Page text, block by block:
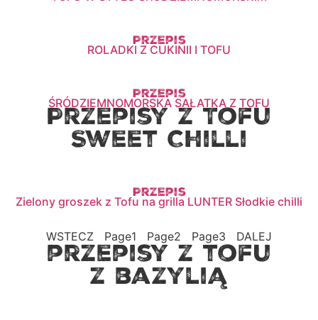
Przepis
ROLADKI Z CUKINII I TOFU
Przepis
ŚRÓDZIEMNOMORSKA SAŁATKA Z TOFU
Przepisy z Tofu
Sweet Chilli
Przepis
Zielony groszek z Tofu na grilla LUNTER Słodkie chilli
WSTECZ Page1 Page2 Page3 DALEJ
przepisy z tofu
z bazylią